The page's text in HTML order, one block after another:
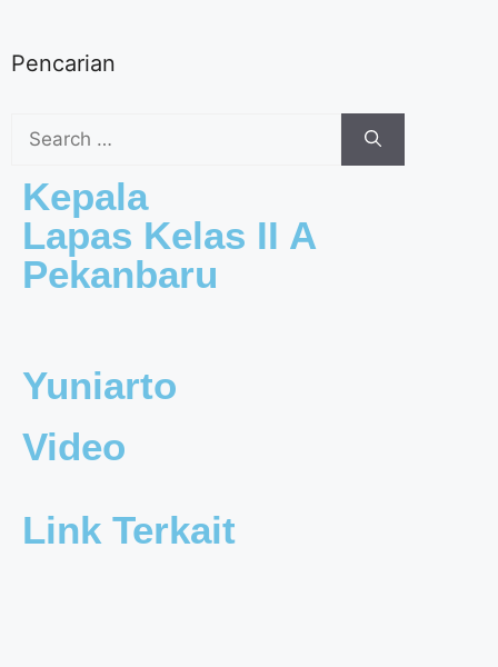
Pencarian
Kepala
Lapas Kelas II A
Pekanbaru
Yuniarto
Video
Link Terkait